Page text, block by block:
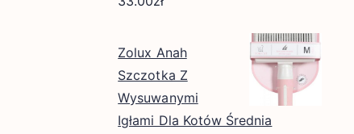
Zolux Anah
Szczotka Z
Wysuwanymi
Igłami Dla Kotów Średnia